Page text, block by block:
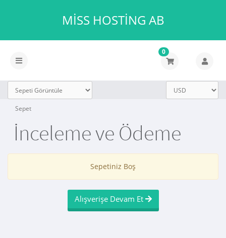
MISS HOSTING AB
Gezinmeyi
0
Sepet
İnceleme ve Ödeme
Sepetiniz Boş
Alışverişe Devam Et